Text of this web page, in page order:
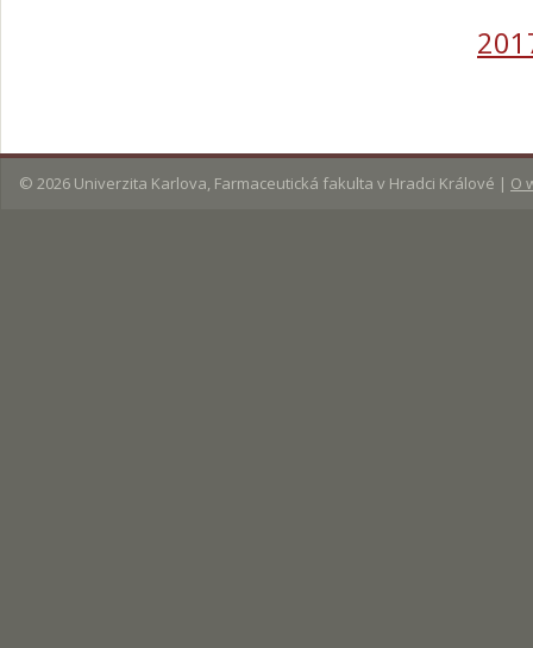
© 2026 Univerzita Karlova, Farmaceutická fakulta v Hradci Králové | O